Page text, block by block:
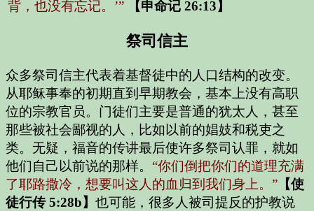
背，也没有忘记。’”
【申命记 26:13】
祭司信主
众多祭司信主代表着基督徒中的人口结构的改变。
从耶稣事奉的初期直到早期教会，基本上没有高职
位的宗教官员。门徒们主要是普通的犹太人，甚至
那些被社会鄙视的人，比如以前的娼妓和税吏之
类。无疑，福音的传讲最后使许多祭司认罪，就如
他们自己以前说的那样。 “你们倒把你们的道理充满
了耶路撒冷，想要叫这人的血归到我们身上。” 【使
徒行传 5:28b】 也可能，很多人被司提反的护教说